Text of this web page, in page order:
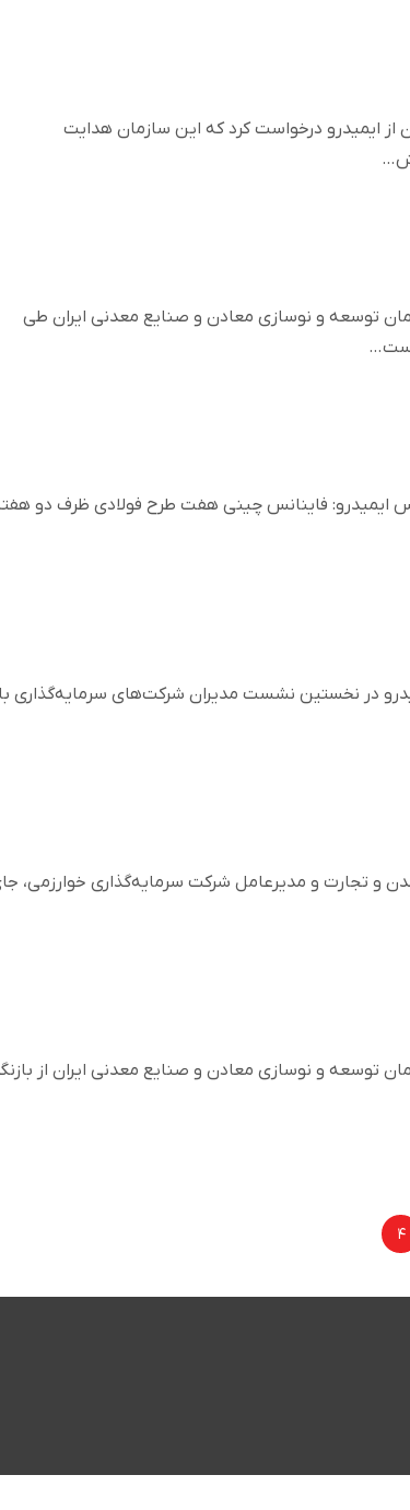
ایمیدرو درخواست کرد که این سازمان هدایت
توسعه و نوسازی معادن و صنایع معدنی ایران طی
ساخت کارخانه فولادسازی/1- رئیس ایمیدرو: فاینانس چینی هفت طرح فولادی ظرف دو
در نخستین نشست مدیران شرکت‌های سرمایه‌گذاری
و تجارت و مدیرعامل شرکت سرمایه‌گذاری خوارزمی،
توسعه و نوسازی معادن و صنایع معدنی ایران از
۴